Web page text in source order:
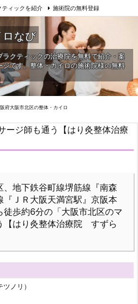
ィックを紹介 施術院の無料登録
合せ
ロなび
クティックの治療院を無料で紹介・案
です。整体・カイロの施術院様の無料
府大阪市北区の整体・カイロ
ージ師も通う【はり灸整体治療
、地下鉄谷町線堺筋線『南森
『ＪＲ大阪天満宮駅』京阪本
徒歩約6分の「大阪市北区のマ
【はり灸整体治療院 すずら
ノリ）